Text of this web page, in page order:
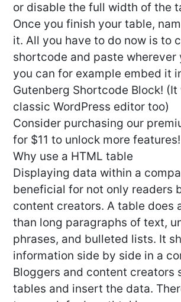
or disable the full width of the
Once you finish your table,
it. All you have to do now is to
shortcode and paste wherever
you can for example embed it
Gutenberg Shortcode Block! (It
classic WordPress editor too)
Consider purchasing our
for $11 to unlock more features!
Why use a HTML table
Displaying data within a
beneficial for not only readers
content creators. A table does
than long paragraphs of text,
phrases, and bulleted lists. It
information side by side in a
Bloggers and content creators
tables and insert the data.